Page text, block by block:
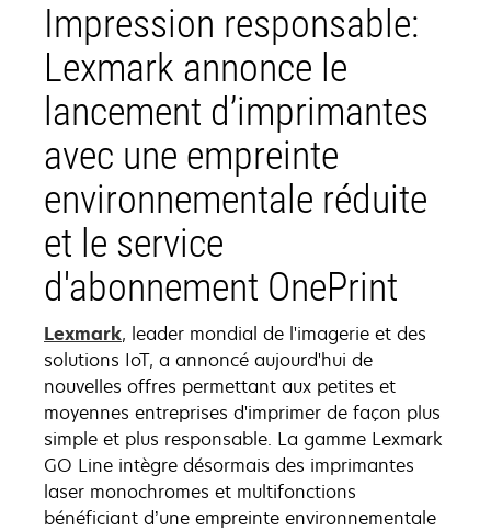
Impression responsable:
Lexmark annonce le
lancement d’imprimantes
avec une empreinte
environnementale réduite
et le service
d'abonnement OnePrint
Lexmark, leader mondial de l'imagerie et des
solutions IoT, a annoncé aujourd'hui de
nouvelles offres permettant aux petites et
moyennes entreprises d'imprimer de façon plus
simple et plus responsable. La gamme Lexmark
GO Line intègre désormais des imprimantes
laser monochromes et multifonctions
bénéficiant d’une empreinte environnementale